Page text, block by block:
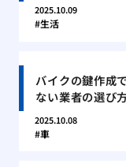
2025.10.09
生活
バイクの鍵作成
ない業者の選び
2025.10.08
車